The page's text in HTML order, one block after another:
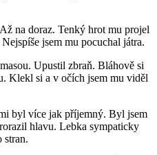
na doraz. Tenký hrot mu projel
jsem mu pocuchal játra.
Upustil zbraň. Bláhově si
Klekl si a v očích jsem mu viděl
byl více jak příjemný. Byl jsem
hlavu. Lebka sympaticky
stran.